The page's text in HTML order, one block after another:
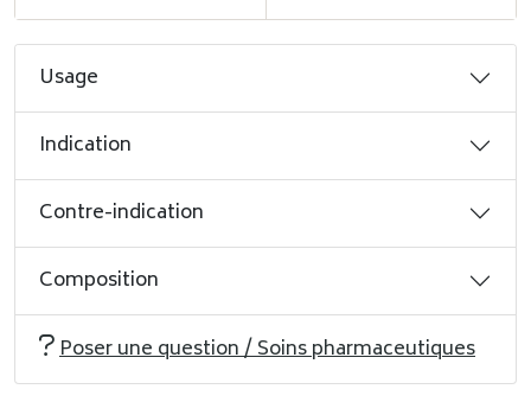
Usage
Indication
Contre-indication
Composition
Poser une question / Soins pharmaceutiques